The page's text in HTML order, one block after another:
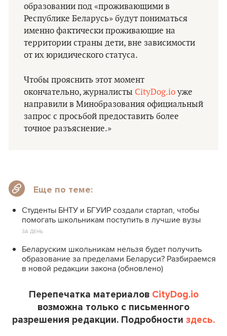
образовании под «проживающими в
Республике Беларусь» будут пониматься
именно фактически проживающие на
территории страны дети, вне зависимости
от их юридического статуса.
Чтобы прояснить этот момент
окончательно, журналисты CityDog.io уже
направили в Минобразования официальный
запрос с просьбой предоставить более
точное разъяснение.»
Еще по теме:
Студенты БНТУ и БГУИР создали стартап, чтобы
помогать школьникам поступить в лучшие вузы
ЗА ДЕНЬ
Беларуским школьникам нельзя будет получить
образование за пределами Беларуси? Разбираемся
в новой редакции закона (обновлено)
Перепечатка материалов CityDog.io
возможна только с письменного
разрешения редакции. Подробности здесь.